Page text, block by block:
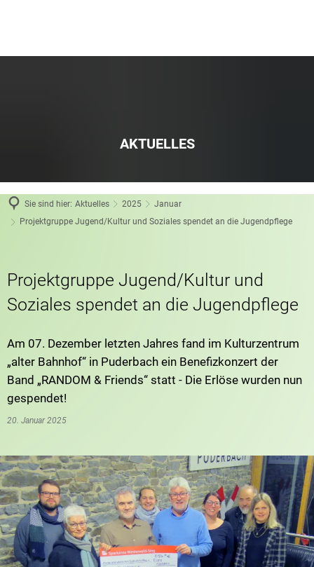
AKTUELLES
Sie sind hier: Aktuelles 2025
Januar
Projektgruppe Jugend/Kultur und Soziales spendet an die Jugendpflege
Projektgruppe Jugend/Kultur und
Soziales spendet an die Jugendpflege
Am 07. Dezember letzten Jahres fand im Kulturzentrum
„alter Bahnhof“ in Puderbach ein Benefizkonzert der
Band „RANDOM & Friends“ statt - Die Erlöse wurden nun
gespendet!
20. Januar 2025